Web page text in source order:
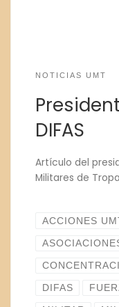
NOTICIAS UMT
DIFAS
Artículo del
Militares de
ACCIONES
DIFAS